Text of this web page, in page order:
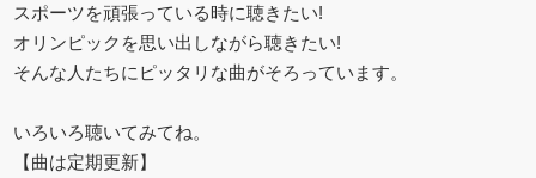
スポーツを頑張っている時に聴きたい!
オリンピックを思い出しながら聴きたい!
そんな人たちにピッタリな曲がそろっています。
いろいろ聴いてみてね。
【曲は定期更新】